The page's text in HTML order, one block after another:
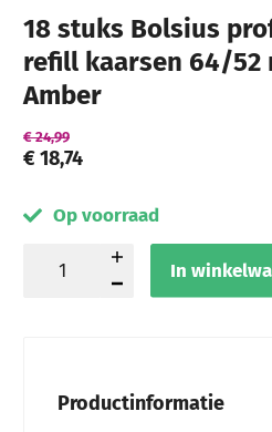
18 stuks Bolsius
refill kaarsen 64/52
Amber
€ 18,74
€ 24,99
Op voorraad
In
Productinformatie